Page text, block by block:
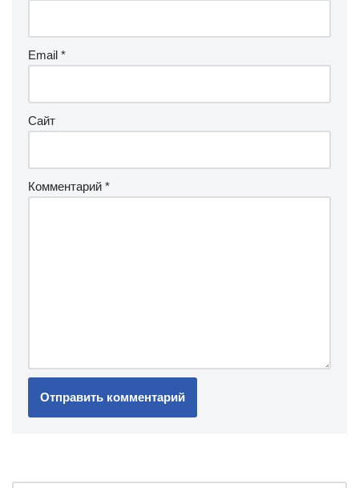
Email *
Сайт
Комментарий *